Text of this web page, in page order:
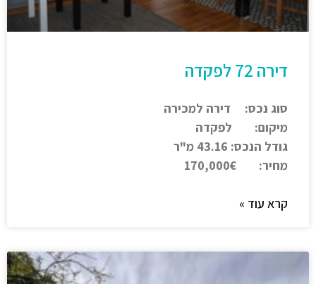
דירה 72 לפקדה
סוג נכס: דירה למכירה
מיקום: לפקדה
גודל הנכס: 43.16 מ"ר
מחיר: 170,000€
קרא עוד »